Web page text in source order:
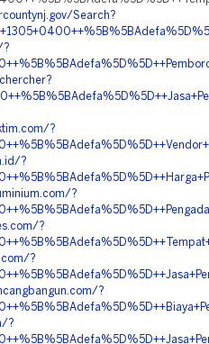
Search?
?
?
?
?
?
?
?
?